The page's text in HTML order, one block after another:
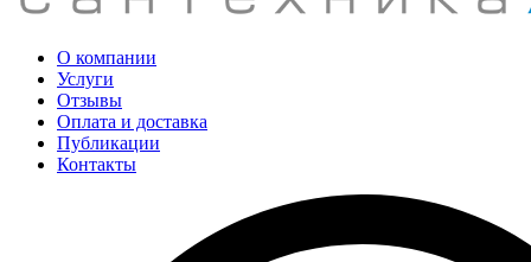
О компании
Услуги
Отзывы
Оплата и доставка
Публикации
Контакты